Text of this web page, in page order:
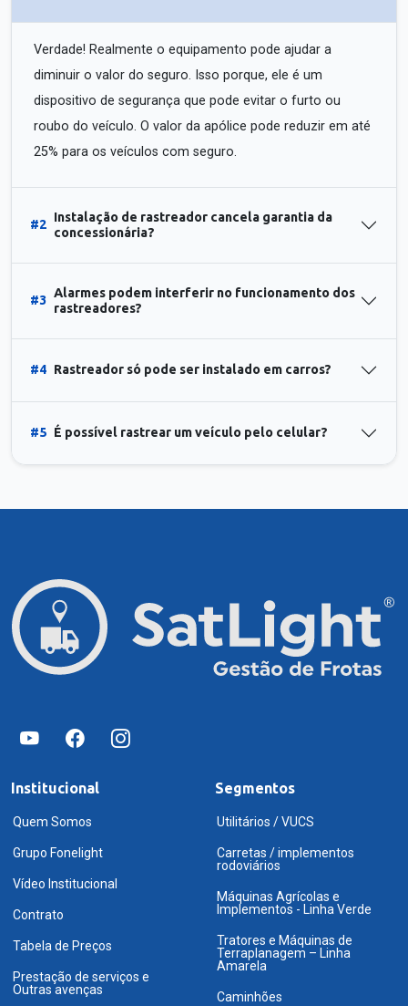
Verdade! Realmente o equipamento pode ajudar a
diminuir o valor do seguro. Isso porque, ele é um
dispositivo de segurança que pode evitar o furto ou
roubo do veículo. O valor da apólice pode reduzir em até
25% para os veículos com seguro.
#2
Instalação de rastreador cancela garantia da
concessionária?
#3
Alarmes podem interferir no funcionamento dos
rastreadores?
#4 Rastreador só pode ser instalado em carros?
#5 É possível rastrear um veículo pelo celular?
Institucional
Quem Somos
Grupo Fonelight
Vídeo Institucional
Contrato
Tabela de Preços
Prestação de serviços e
Outras avenças
Segmentos
Utilitários / VUCS
Carretas / implementos
rodoviários
Máquinas Agrícolas e
Implementos - Linha Verde
Tratores e Máquinas de
Terraplanagem – Linha
Amarela
Caminhões